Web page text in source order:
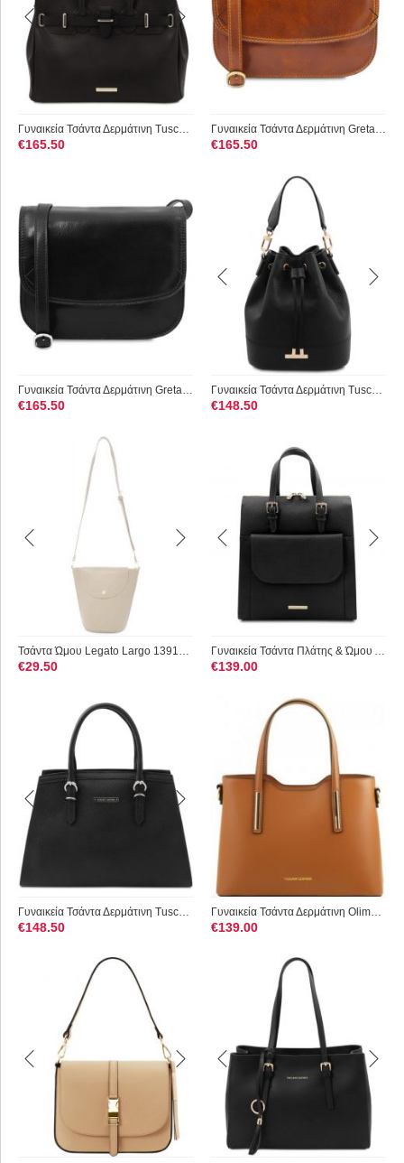
Γυναικεία Τσάντα Δερμάτινη Tuscany Leather TL142174 Μαύρο
€165.50
Γυναικεία Τσάντα Δερμάτινη Greta Tuscany Leather TL141958 Μελί
€165.50
Γυναικεία Τσάντα Δερμάτινη Greta Tuscany Leather TL141958 Μαύρο
€165.50
Γυναικεία Τσάντα Δερμάτινη Tuscany Leather TL142146 Μαύρο
€148.50
Τσάντα Ώμου Legato Largo 1391C-LBE Μπεζ
€29.50
Γυναικεία Τσάντα Πλάτης & Ώμου Δερμάτινη Tuscany Leather TL14...
€139.00
€148.50 €139.00